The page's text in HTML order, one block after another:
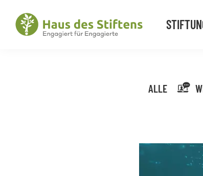
Hauptnavigation
springen
Inhalt
springen
Fußzeile
springen
ALLE